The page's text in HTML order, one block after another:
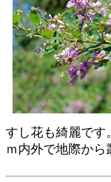
すし花も綺麗です
ｍ内外で地際から